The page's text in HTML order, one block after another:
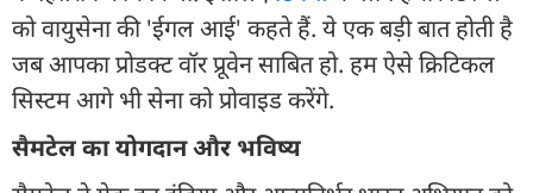
को वायुसेना की 'ईगल आई' कहते हैं. ये एक बड़ी बात होती है
जब आपका प्रोडक्ट वॉर प्रूवेन साबित हो. हम ऐसे क्रिटिकल
सिस्टम आगे भी सेना को प्रोवाइड करेंगे.
सैमटेल का योगदान और भविष्य